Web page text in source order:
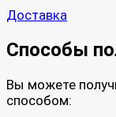
Доставка
Способы
Вы можете
способом: